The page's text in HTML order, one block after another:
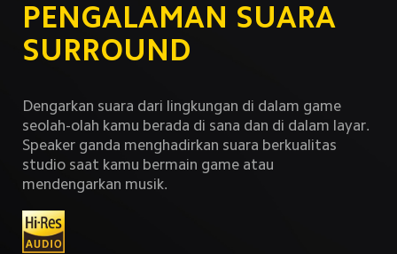
PENGALAMAN SUARA
SURROUND
Dengarkan suara dari lingkungan di dalam game
seolah-olah kamu berada di sana dan di dalam layar.
Speaker ganda menghadirkan suara berkualitas
studio saat kamu bermain game atau
mendengarkan musik.